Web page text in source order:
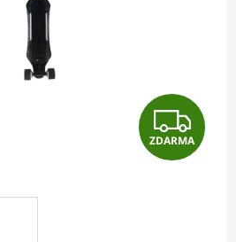
Z
D
ZDARMA